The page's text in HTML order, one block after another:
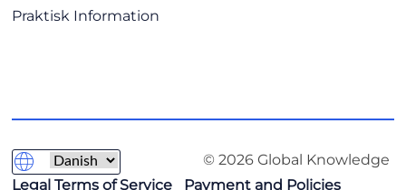
Praktisk Information
© 2026 Global Knowledge
Legal Terms of Service
Payment and Policies